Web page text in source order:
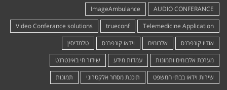
AUDIO CONFERANCE
ImageAmbulance
Telemedicine Application
trueconf
Video Conferance solutions
אודיו קונפרנס
אלבומים וידאו קונפרנס
טלמדיסין
מערכת אלבומים ותמונות
עמדות מידע
שידור חי באינטרנט
שירות וידאו בבתי המשפט
תוכנת מסחר אלקטרוני תמונות